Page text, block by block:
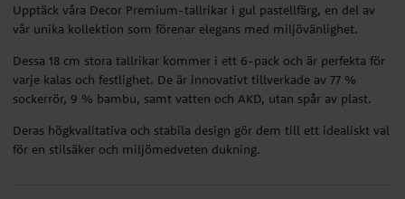
Upptäck våra Decor Premium-tallrikar i gul pastellfärg, en del av
vår unika kollektion som förenar elegans med miljövänlighet.
Dessa 18 cm stora tallrikar kommer i ett 6-pack och är perfekta för
varje kalas och festlighet. De är innovativt tillverkade av 77 %
sockerrör, 9 % bambu, samt vatten och AKD, utan spår av plast.
Deras högkvalitativa och stabila design gör dem till ett idealiskt val
för en stilsäker och miljömedveten dukning.